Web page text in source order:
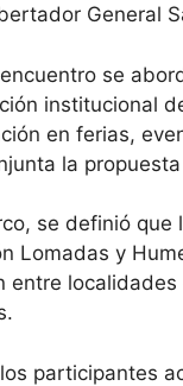
General
se
institucional
en ferias,
la
se definió
Lomadas y
entre
participantes